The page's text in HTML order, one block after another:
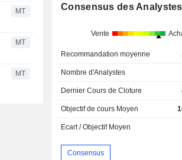
MT
MT
MT
Consensus des Analystes
Vente
Recommandation moyenne
Nombre d'Analystes
Dernier Cours de Cloture
Objectif de cours Moyen
Ecart / Objectif Moyen
Consensus